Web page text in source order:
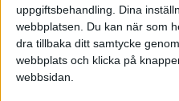
uppgiftsbehandling. Dina
webbplatsen. Du kan när som
dra tillbaka ditt samtycke
webbplats och klicka på
webbsidan.
Lysakoll - håll koll på Lysas
fonder och dina konton
Fonder, fondrobotar och